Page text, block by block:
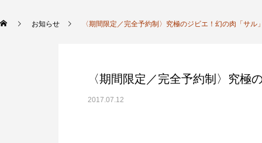
お知らせ 〈期間限定／完全予約制〉究極のジビエ！幻の肉「サル
〈期間限定／完全予約制〉究極
2017.07.12